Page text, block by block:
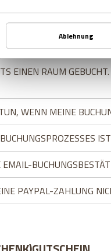
BUCHUNG
BUCHUNG
EINEN RAUM
WENN MEINE
PAYPAL-ZAHLUNG